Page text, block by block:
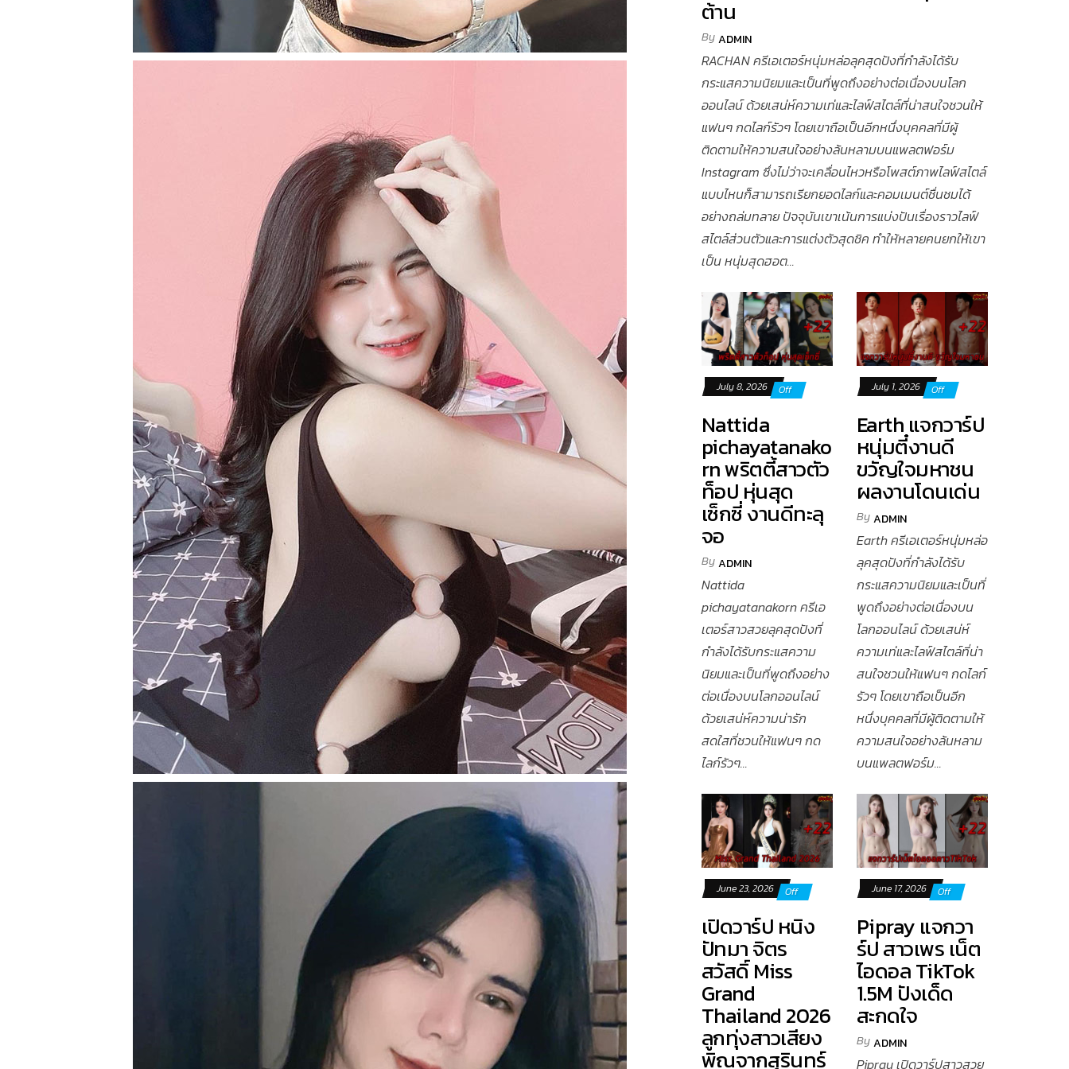
ต้าน
ByADMIN
RACHAN ครีเอเตอร์หนุ่มหล่อลุคสุดปังที่กำลังได้รับ
กระแสความนิยมและเป็นที่พูดถึงอย่างต่อเนื่องบนโลก
ออนไลน์ ด้วยเสน่ห์ความเท่และไลฟ์สไตล์ที่น่าสนใจชวนให้
แฟนๆ กดไลก์รัวๆ โดยเขาถือเป็นอีกหนึ่งบุคคลที่มีผู้
ติดตามให้ความสนใจอย่างล้นหลามบนแพลตฟอร์ม
Instagram ซึ่งไม่ว่าจะเคลื่อนไหวหรือโพสต์ภาพไลฟ์สไตล์
แบบไหนก็สามารถเรียกยอดไลก์และคอมเมนต์ชื่นชมได้
อย่างถล่มทลาย ปัจจุบันเขาเน้นการแบ่งปันเรื่องราวไลฟ์
สไตล์ส่วนตัวและการแต่งตัวสุดชิค ทำให้หลายคนยกให้เขา
เป็น หนุ่มสุดฮอต...
July 8, 2026 Off
Nattida
pichayatanako
rn พริตตี้สาวตัว
ท็อป หุ่นสุด
เซ็กซี่ งานดีทะลุ
จอ
ByADMIN
Nattida
pichayatanakorn ครีเอ
เตอร์สาวสวยลุคสุดปังที่
กำลังได้รับกระแสความ
นิยมและเป็นที่พูดถึงอย่าง
ต่อเนื่องบนโลกออนไลน์
ด้วยเสน่ห์ความน่ารัก
สดใสที่ชวนให้แฟนๆ กด
ไลก์รัวๆ...
July 1, 2026 Off
Earth แจกวาร์ป
หนุ่มตี๋งานดี
ขวัญใจมหาชน
ผลงานโดนเด่น
ByADMIN
Earth ครีเอเตอร์หนุ่มหล่อ
ลุคสุดปังที่กำลังได้รับ
กระแสความนิยมและเป็นที่
พูดถึงอย่างต่อเนื่องบน
โลกออนไลน์ ด้วยเสน่ห์
ความเท่และไลฟ์สไตล์ที่น่า
สนใจชวนให้แฟนๆ กดไลก์
รัวๆ โดยเขาถือเป็นอีก
หนึ่งบุคคลที่มีผู้ติดตามให้
ความสนใจอย่างล้นหลาม
บนแพลตฟอร์ม...
June 23, 2026 Off
เปิดวาร์ป หนิง
ปัทมา จิตร
สวัสดิ์ Miss
Grand
Thailand 2026
ลูกทุ่งสาวเสียง
พิณจากสุรินทร์
June 17, 2026 Off
Pipray แจกวา
ร์ป สาวเพร เน็ต
ไอดอล TikTok
1.5M ปังเด็ด
สะกดใจ
ByADMIN
Pipray เปิดวาร์ปสาวสวย